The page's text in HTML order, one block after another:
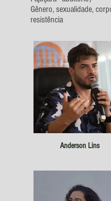
Gênero, sexualidade,
resistência
Anderson Lins